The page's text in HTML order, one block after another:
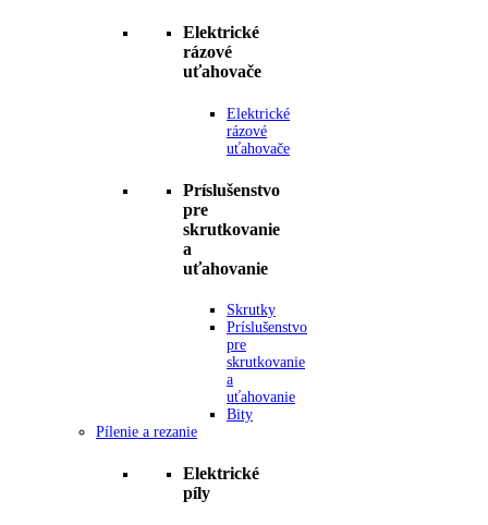
Elektrické
rázové
uťahovače
Elektrické
rázové
uťahovače
Príslušenstvo
pre
skrutkovanie
a
uťahovanie
Skrutky
Príslušenstvo
pre
skrutkovanie
a
uťahovanie
Bity
Pílenie a rezanie
Elektrické
píly